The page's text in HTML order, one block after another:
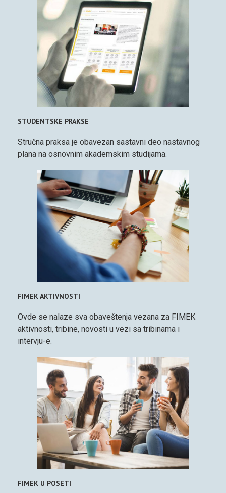
STUDENTSKE PRAKSE
Stručna praksa je obavezan sastavni deo nastavnog
plana na osnovnim akademskim studijama.
FIMEK AKTIVNOSTI
Ovde se nalaze sva obaveštenja vezana za FIMEK
aktivnosti, tribine, novosti u vezi sa tribinama i
intervju-e.
FIMEK U POSETI